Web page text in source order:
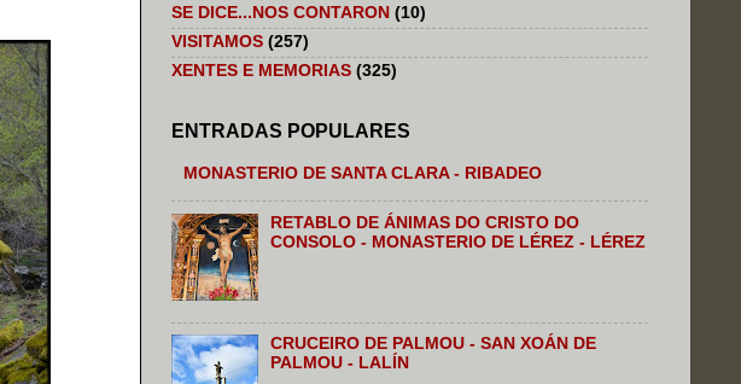
SE DICE...NOS CONTARON (10)
VISITAMOS (257)
XENTES E MEMORIAS (325)
ENTRADAS POPULARES
MONASTERIO DE SANTA CLARA - RIBADEO
RETABLO DE ÁNIMAS DO CRISTO DO
CONSOLO - MONASTERIO DE LÉREZ - LÉREZ
CRUCEIRO DE PALMOU - SAN XOÁN DE
PALMOU - LALÍN